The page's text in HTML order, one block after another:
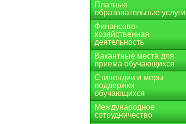
Платные
образовательные услуги
Финансово-
хозяйственная
деятельность
Вакантные места для
приема обучающихся
Стипендии и меры
поддержки
обучающихся
Международное
сотрудничество